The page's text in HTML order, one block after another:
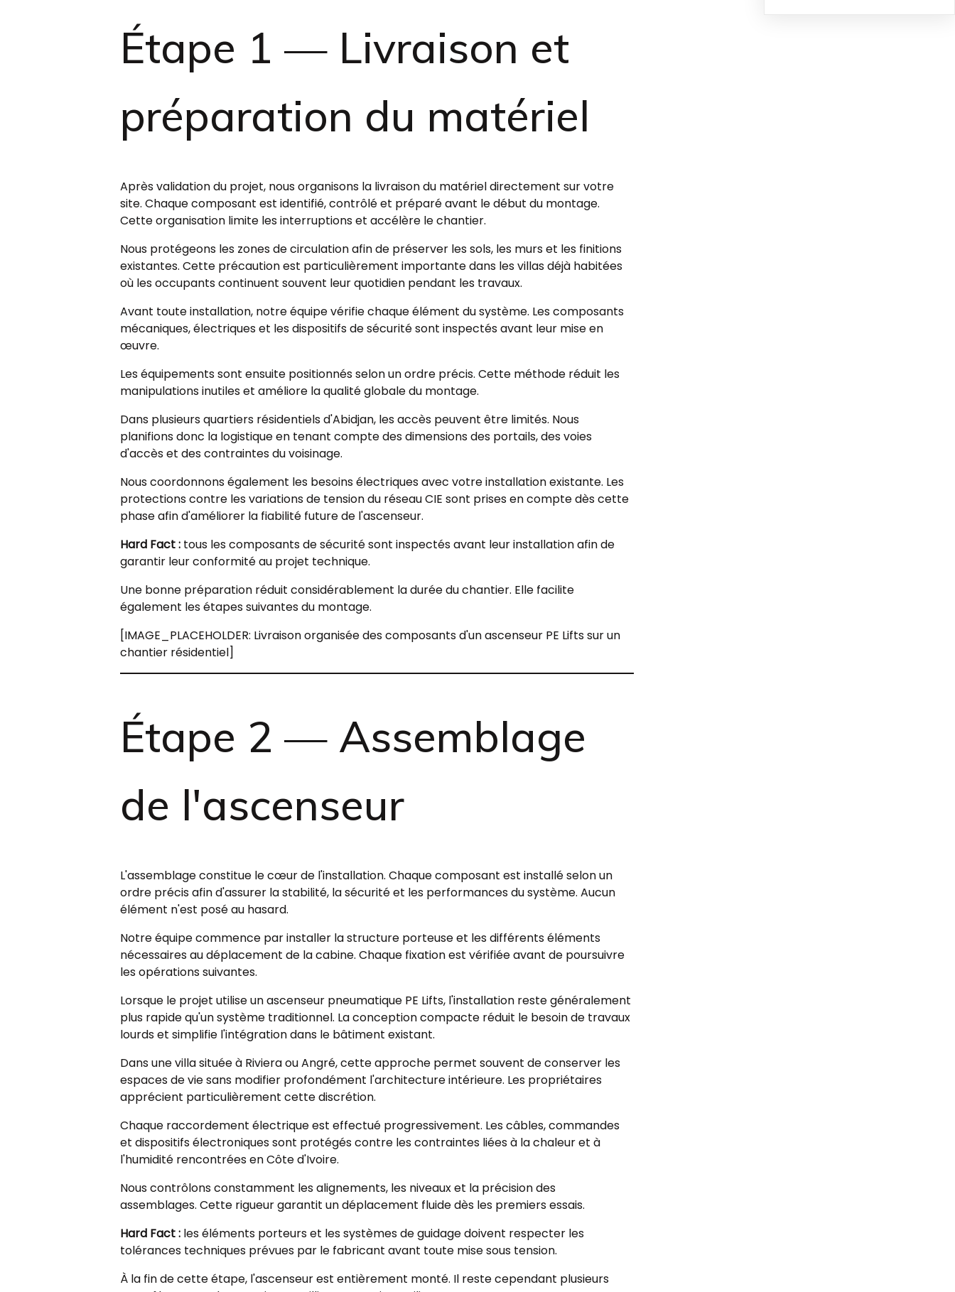
Étape 1 — Livraison et
préparation du matériel
Après validation du projet, nous organisons la livraison du matériel directement sur votre
site. Chaque composant est identifié, contrôlé et préparé avant le début du montage.
Cette organisation limite les interruptions et accélère le chantier.
Nous protégeons les zones de circulation afin de préserver les sols, les murs et les finitions
existantes. Cette précaution est particulièrement importante dans les villas déjà habitées
où les occupants continuent souvent leur quotidien pendant les travaux.
Avant toute installation, notre équipe vérifie chaque élément du système. Les composants
mécaniques, électriques et les dispositifs de sécurité sont inspectés avant leur mise en
œuvre.
Les équipements sont ensuite positionnés selon un ordre précis. Cette méthode réduit les
manipulations inutiles et améliore la qualité globale du montage.
Dans plusieurs quartiers résidentiels d'Abidjan, les accès peuvent être limités. Nous
planifions donc la logistique en tenant compte des dimensions des portails, des voies
d'accès et des contraintes du voisinage.
Nous coordonnons également les besoins électriques avec votre installation existante. Les
protections contre les variations de tension du réseau CIE sont prises en compte dès cette
phase afin d'améliorer la fiabilité future de l'ascenseur.
Hard Fact : tous les composants de sécurité sont inspectés avant leur installation afin de
garantir leur conformité au projet technique.
Une bonne préparation réduit considérablement la durée du chantier. Elle facilite
également les étapes suivantes du montage.
[IMAGE_PLACEHOLDER: Livraison organisée des composants d'un ascenseur PE Lifts sur un
chantier résidentiel]
Étape 2 — Assemblage
de l'ascenseur
L'assemblage constitue le cœur de l'installation. Chaque composant est installé selon un
ordre précis afin d'assurer la stabilité, la sécurité et les performances du système. Aucun
élément n'est posé au hasard.
Notre équipe commence par installer la structure porteuse et les différents éléments
nécessaires au déplacement de la cabine. Chaque fixation est vérifiée avant de poursuivre
les opérations suivantes.
Lorsque le projet utilise un ascenseur pneumatique PE Lifts, l'installation reste généralement
plus rapide qu'un système traditionnel. La conception compacte réduit le besoin de travaux
lourds et simplifie l'intégration dans le bâtiment existant.
Dans une villa située à Riviera ou Angré, cette approche permet souvent de conserver les
espaces de vie sans modifier profondément l'architecture intérieure. Les propriétaires
apprécient particulièrement cette discrétion.
Chaque raccordement électrique est effectué progressivement. Les câbles, commandes
et dispositifs électroniques sont protégés contre les contraintes liées à la chaleur et à
l'humidité rencontrées en Côte d'Ivoire.
Nous contrôlons constamment les alignements, les niveaux et la précision des
assemblages. Cette rigueur garantit un déplacement fluide dès les premiers essais.
Hard Fact : les éléments porteurs et les systèmes de guidage doivent respecter les
tolérances techniques prévues par le fabricant avant toute mise sous tension.
À la fin de cette étape, l'ascenseur est entièrement monté. Il reste cependant plusieurs